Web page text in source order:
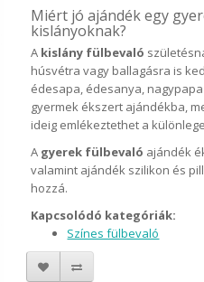
Miért jó ajándék egy
kislányoknak?
A kislány fülbevaló
húsvétra vagy ballagásra is
édesapa, édesanya,
gyermek ékszert ajándékba,
ideig emlékeztethet a
A gyerek fülbevaló ajándék
valamint ajándék szilikon és
hozzá.
Kapcsolódó kategóriák:
Színes fülbevaló